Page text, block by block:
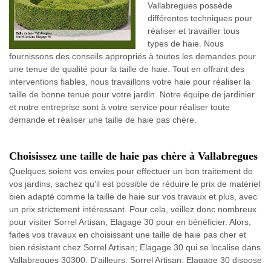
Vallabregues possède
différentes techniques pour
réaliser et travailler tous
types de haie. Nous
fournissons des conseils appropriés à toutes les demandes pour
une tenue de qualité pour la taille de haie. Tout en offrant des
interventions fiables, nous travaillons votre haie pour réaliser la
taille de bonne tenue pour votre jardin. Notre équipe de jardinier
et notre entreprise sont à votre service pour réaliser toute
demande et réaliser une taille de haie pas chère.
Choisissez une taille de haie pas chère à Vallabregues
Quelques soient vos envies pour effectuer un bon traitement de
vos jardins, sachez qu'il est possible de réduire le prix de matériel
bien adapté comme la taille de haie sur vos travaux et plus, avec
un prix strictement intéressant. Pour cela, veillez donc nombreux
pour visiter Sorrel Artisan; Elagage 30 pour en bénéficier. Alors,
faites vos travaux en choisissant une taille de haie pas cher et
bien résistant chez Sorrel Artisan; Elagage 30 qui se localise dans
Vallabregues 30300. D'ailleurs, Sorrel Artisan; Elagage 30 dispose